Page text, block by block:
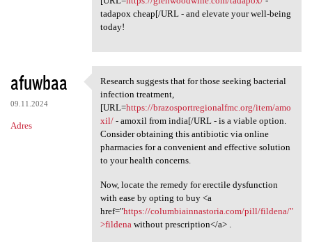
tadapox cheap[/URL - and elevate your well-being
today!
afuwbaa
09.11.2024
Adres
Research suggests that for
Research suggests that for those seeking bacterial
infection treatment,
[URL=https://brazosportregionalfmc.org/item/amo
xil/- amoxil from india[/URL - is a viable option.
Consider obtaining this antibiotic via online
pharmacies for a convenient and effective solution
to your health concerns.
Now, locate the remedy for erectile dysfunction
with ease by opting to buy <a
href="https://columbiainnastoria.com/pill/fildena/"
>fildena without prescription</a> .